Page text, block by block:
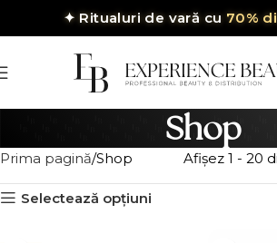
✦ Ritualuri de vară cu 70%
Shop
Prima pagină Shop Afișez 1 - 20
Selectează opțiuni